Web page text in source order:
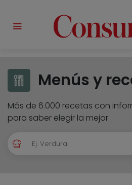
Menús y
Más de 6.000 recetas con
para saber elegir la mejor